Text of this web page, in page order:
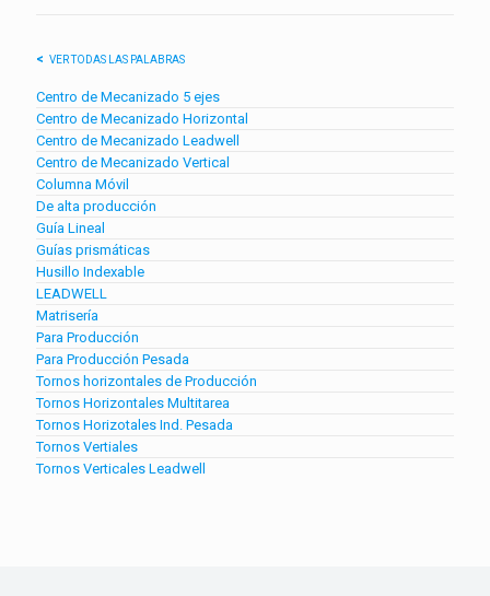
VER TODAS LAS PALABRAS
Centro de Mecanizado 5 ejes
Centro de Mecanizado Horizontal
Centro de Mecanizado Leadwell
Centro de Mecanizado Vertical
Columna Móvil
De alta producción
Guía Lineal
Guías prismáticas
Husillo Indexable
LEADWELL
Matrisería
Para Producción
Para Producción Pesada
Tornos horizontales de Producción
Tornos Horizontales Multitarea
Tornos Horizotales Ind. Pesada
Tornos Vertiales
Tornos Verticales Leadwell